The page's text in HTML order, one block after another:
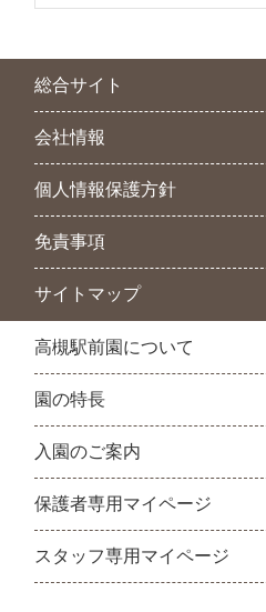
総合サイト
会社情報
個人情報保護方針
免責事項
サイトマップ
高槻駅前園について
園の特長
入園のご案内
保護者専用マイページ
スタッフ専用マイページ